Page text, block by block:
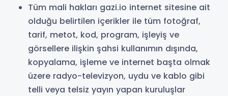
Tüm mali hakları gazi.io internet sitesine ait
olduğu belirtilen içerikler ile tüm fotoğraf,
tarif, metot, kod, program, işleyiş ve
görsellere ilişkin şahsi kullanımın dışında,
kopyalama, işleme ve internet başta olmak
üzere radyo-televizyon, uydu ve kablo gibi
telli veya telsiz yayın yapan kuruluşlar